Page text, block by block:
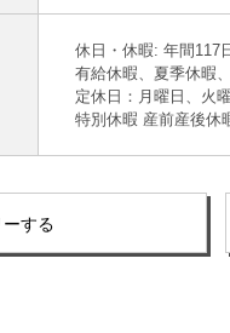
休日・休暇: 年間117
有給休暇、夏季休暇
定休日：月曜日、火
特別休暇 産前産後休
する